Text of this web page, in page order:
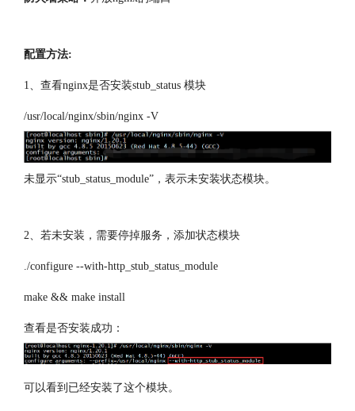
配置方法:
1、查看nginx是否安装stub_status 模块
/usr/local/nginx/sbin/nginx -V
未显示“stub_status_module”，表示未安装状态模块。
2、若未安装，需要停掉服务，添加状态模块
./configure --with-http_stub_status_module
make && make install
查看是否安装成功：
可以看到已经安装了这个模块。